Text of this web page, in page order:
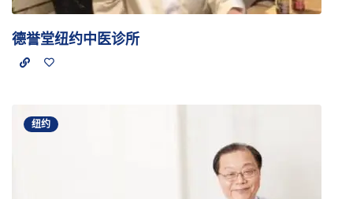
德誉堂纽约中医诊所
纽约